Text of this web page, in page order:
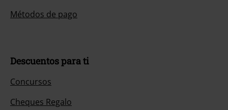
Métodos de pago
Descuentos para ti
Concursos
Cheques Regalo